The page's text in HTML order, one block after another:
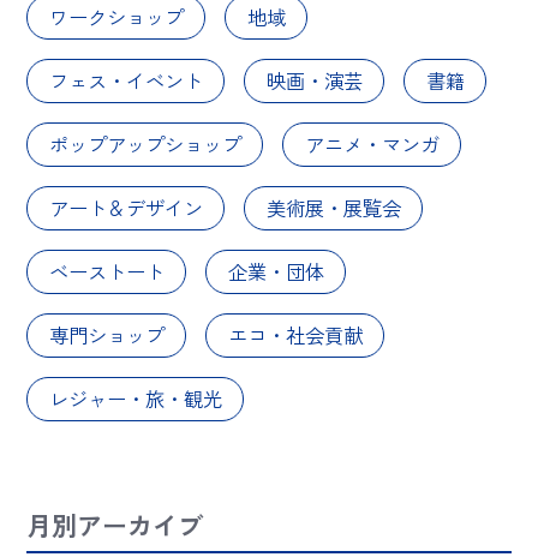
ワークショップ 地域
フェス・イベント 映画・演芸 書籍
ポップアップショップ アニメ・マンガ
アート＆デザイン 美術展・展覧会
ベーストート 企業・団体
専門ショップ エコ・社会貢献
レジャー・旅・観光
月別アーカイブ